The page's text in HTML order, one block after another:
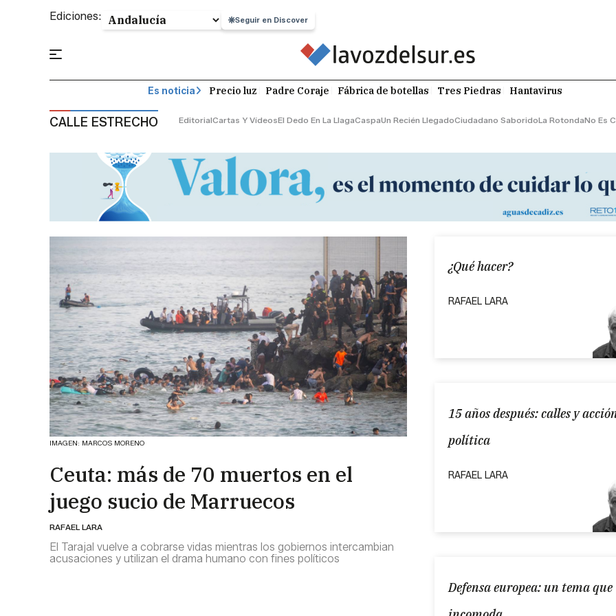
Ediciones: Seguir en Discover
Es noticia Precio luz Padre Coraje Fábrica de botellas Tres Piedras Hantavirus
CALLE ESTRECHO EditorialCartas Y VídeosEl Dedo En La LlagaCaspaUn Recién LlegadoCiudadano SaboridoLa RotondaNo Es
IMAGEN: MARCOS MORENO
Ceuta: más de 70 muertos en el
juego sucio de Marruecos
RAFAEL LARA
El Tarajal vuelve a cobrarse vidas mientras los gobiernos intercambian
acusaciones y utilizan el drama humano con fines políticos
¿Qué hacer?
RAFAEL LARA
15 años después: calles y
política
RAFAEL LARA
Defensa europea: un tema que